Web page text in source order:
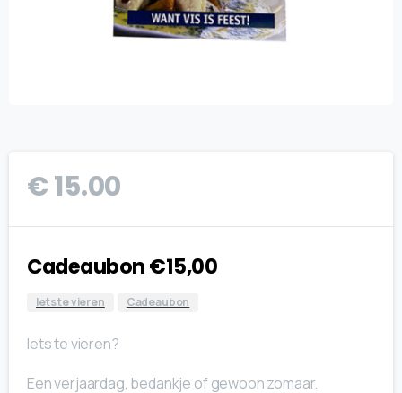
€15.00
Cadeaubon €15,00
Iets te vieren Cadeaubon
Iets te vieren?
Een verjaardag, bedankje of gewoon zomaar.